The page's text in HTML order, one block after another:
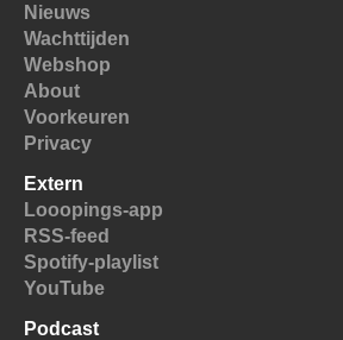
Nieuws
Wachttijden
Webshop
About
Voorkeuren
Privacy
Extern
Looopings-app
RSS-feed
Spotify-playlist
YouTube
Podcast